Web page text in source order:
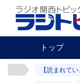
トップ
【読まれてい